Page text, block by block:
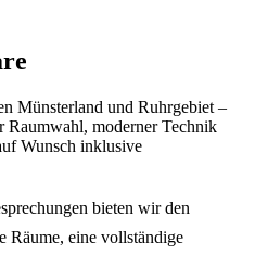
Münsterland und Ruhrgebiet –
Raumwahl, moderner Technik
Wunsch inklusive
bieten wir den
Räume, eine vollständige